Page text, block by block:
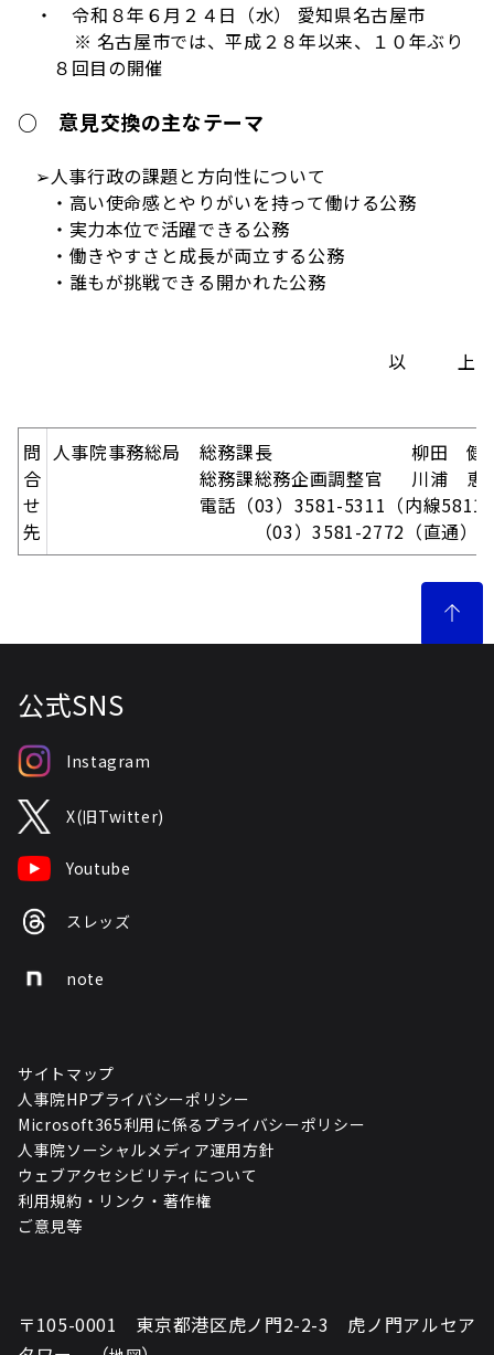
・令和８年６月２４日（水） 愛知県名古屋市
※ 名古屋市では、平成２８年以来、１０年ぶり
８回目の開催
○ 意見交換の主なテーマ
➢人事行政の課題と方向性について
・高い使命感とやりがいを持って働ける公務
・実力本位で活躍できる公務
・働きやすさと成長が両立する公務
・誰もが挑戦できる開かれた公務
以 上
問
合
せ
先
人事院事務総局 総務課長 柳田
総務課総務企画調整官 川浦 恵
電話（03）3581-5311（内線5811
（03）3581-2772（直通）
公式SNS
Instagram
X(旧Twitter)
Youtube
スレッズ
note
サイトマップ
人事院HPプライバシーポリシー
Microsoft365利用に係るプライバシーポリシー
人事院ソーシャルメディア運用方針
ウェブアクセシビリティについて
利用規約・リンク・著作権
ご意見等
〒105-0001 東京都港区虎ノ門2-2-3 虎ノ門アルセア